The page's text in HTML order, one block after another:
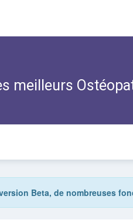
meilleurs
Beta, de nombreuses